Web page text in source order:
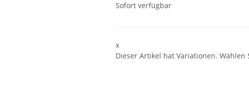
Sofort verfügbar
x
Dieser Artikel hat Variationen.